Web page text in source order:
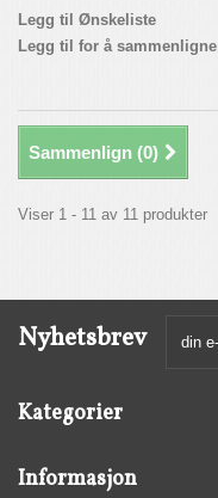
Legg til Ønskeliste
Legg til for å sammenligne
Sammenlign (0)
Viser 1 - 11 av 11 produkter
Nyhetsbrev
Kategorier
Informasjon